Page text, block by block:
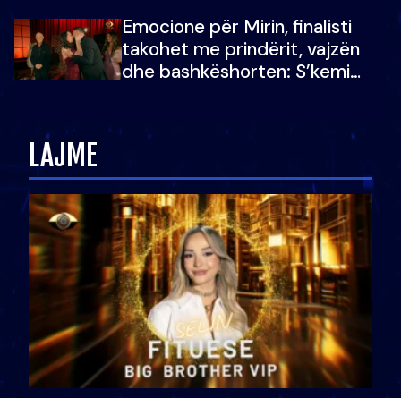
çmimin e madh
Emocione për Mirin, finalisti
takohet me prindërit, vajzën
dhe bashkëshorten: S’kemi
LAJME